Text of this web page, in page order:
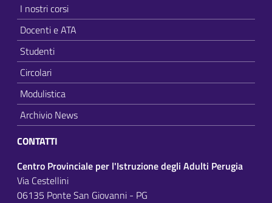
I nostri corsi
Docenti e ATA
Studenti
Circolari
Modulistica
Archivio News
CONTATTI
Centro Provinciale per l'Istruzione degli Adulti Perugia
Via Cestellini
06135 Ponte San Giovanni - PG